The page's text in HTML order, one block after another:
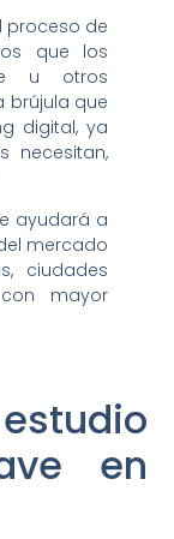
proceso de
que los
u otros
brújula que
digital, ya
necesitan,
ayudará a
mercado
ciudades
mayor
en